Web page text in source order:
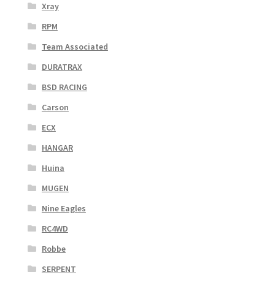
Xray
RPM
Team Associated
DURATRAX
BSD RACING
Carson
ECX
HANGAR
Huina
MUGEN
Nine Eagles
RC4WD
Robbe
SERPENT